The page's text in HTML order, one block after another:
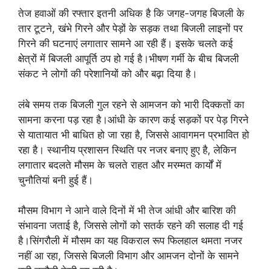
तेज हवाओं की रफ्तार इतनी अधिक है कि जगह-जगह बिजली के
तार टूटने, खंभे गिरने और पेड़ों के सड़क तथा बिजली लाइनों पर
गिरने की घटनाएं लगातार सामने आ रही हैं। इसके चलते कई
क्षेत्रों में बिजली आपूर्ति ठप हो गई है।भीषण गर्मी के बीच बिजली
संकट ने लोगों की परेशानियों को और बढ़ा दिया है।
लंबे समय तक बिजली गुल रहने से आमजन को भारी दिक्कतों का
सामना करना पड़ रहा है।आंधी के कारण कई सड़कों पर पेड़ गिरने
से यातायात भी बाधित हो जा रहा है, जिससे आवागमन प्रभावित हो
रहा है। स्थानीय प्रशासन स्थिति पर नजर बनाए हुए है, लेकिन
लगातार बदलते मौसम के चलते राहत और मरम्मत कार्यों में
चुनौतियां बनी हुई हैं।
मौसम विभाग ने आने वाले दिनों में भी तेज आंधी और बारिश की
संभावना जताई है, जिससे लोगों को सतर्क रहने की सलाह दी गई
है।सिंगरौली में मौसम का यह विकराल रूप फिलहाल थमता नजर
नहीं आ रहा, जिससे बिजली विभाग और आमजन दोनों के सामने